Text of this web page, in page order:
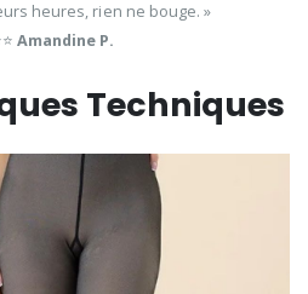
heures, rien ne bouge. »
Amandine P.
Techniques